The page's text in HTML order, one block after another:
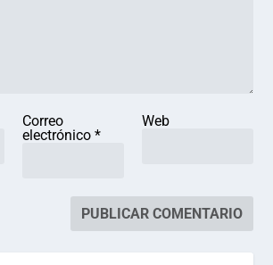
Correo
electrónico *
Web